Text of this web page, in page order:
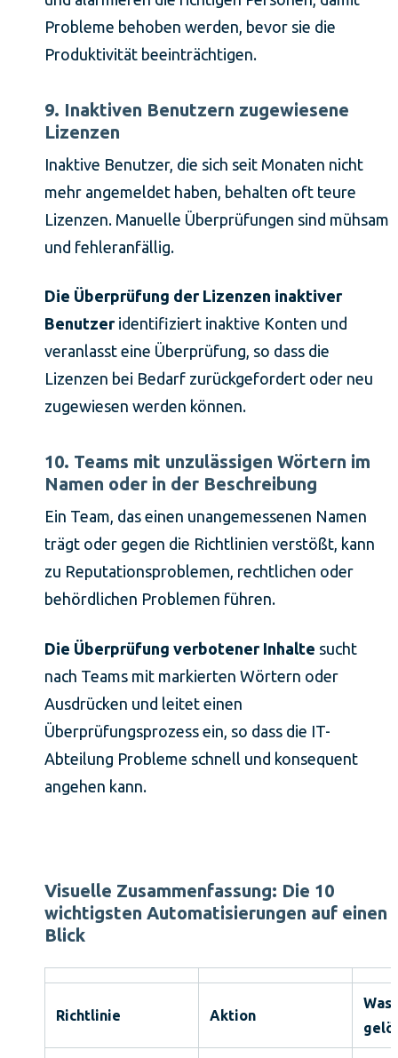
Probleme behoben werden, bevor sie die
Produktivität beeinträchtigen.
9. Inaktiven Benutzern zugewiesene
Lizenzen
Inaktive Benutzer, die sich seit Monaten nicht
mehr angemeldet haben, behalten oft teure
Lizenzen. Manuelle Überprüfungen sind mühsam
und fehleranfällig.
Die Überprüfung der Lizenzen inaktiver
Benutzeridentifiziert inaktive Konten und
veranlasst eine Überprüfung, so dass die
Lizenzen bei Bedarf zurückgefordert oder neu
zugewiesen werden können.
10. Teams mit unzulässigen Wörtern im
Namen oder in der Beschreibung
Ein Team, das einen unangemessenen Namen
trägt oder gegen die Richtlinien verstößt, kann
zu Reputationsproblemen, rechtlichen oder
behördlichen Problemen führen.
Die Überprüfung verbotener Inhalte sucht
nach Teams mit markierten Wörtern oder
Ausdrücken und leitet einen
Überprüfungsprozess ein, so dass die IT-
Abteilung Probleme schnell und konsequent
angehen kann.
Visuelle Zusammenfassung: Die 10
wichtigsten Automatisierungen auf einen
Blick
Richtlinie Aktion
Was